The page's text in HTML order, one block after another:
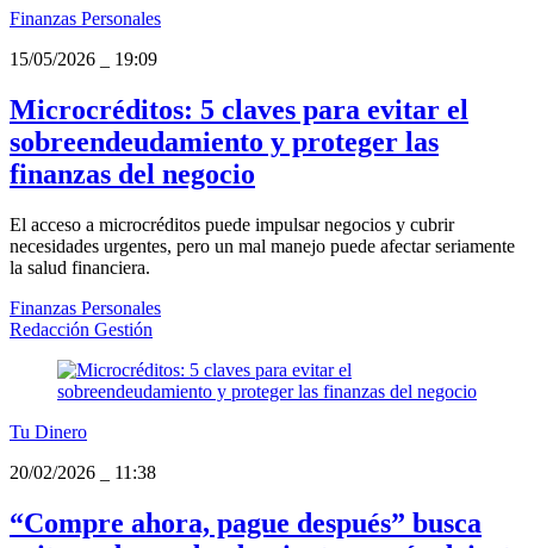
Finanzas Personales
15/05/2026
19:09
Microcréditos: 5 claves para evitar el
sobreendeudamiento y proteger las
finanzas del negocio
El acceso a microcréditos puede impulsar negocios y cubrir
necesidades urgentes, pero un mal manejo puede afectar seriamente
la salud financiera.
Finanzas Personales
Redacción Gestión
Tu Dinero
20/02/2026
11:38
“Compre ahora, pague después” busca